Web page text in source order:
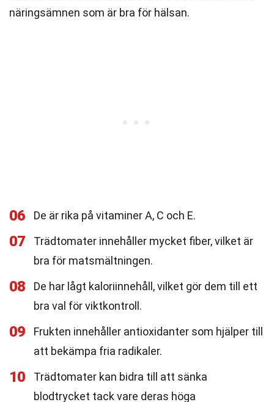
näringsämnen som är bra för hälsan.
06 De är rika på vitaminer A, C och E.
07
Trädtomater innehåller mycket fiber, vilket är
bra för matsmältningen.
08
De har lågt kaloriinnehåll, vilket gör dem till ett
bra val för viktkontroll.
09
Frukten innehåller antioxidanter som hjälper till
att bekämpa fria radikaler.
10
Trädtomater kan bidra till att sänka
blodtrycket tack vare deras höga